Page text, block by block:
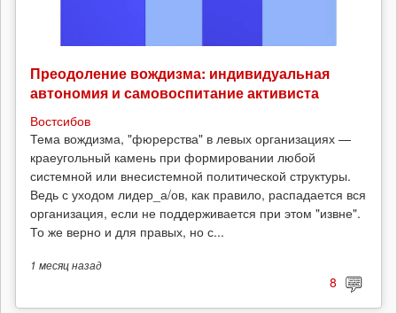
Преодоление вождизма: индивидуальная
автономия и самовоспитание активиста
Востсибов
Тема вождизма, "фюрерства" в левых организациях —
краеугольный камень при формировании любой
системной или внесистемной политической структуры.
Ведь с уходом лидер_а/ов, как правило, распадается вся
организация, если не поддерживается при этом "извне".
То же верно и для правых, но с...
1 месяцназад
8